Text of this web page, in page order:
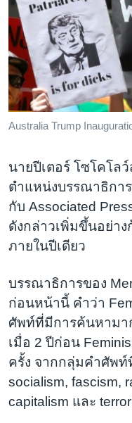
Australia Trump
นายปีเตอร์ โซโคโล
ตำแหน่งบรรณาธิกา
กับ Associated
ดังกล่าวเพิ่มขึ้นอย่าง
ภายในปีเดียว
บรรณาธิการของ
ก่อนหน้านี้ คำว่า
ศัพท์ที่มีการค้นหามา
เมื่อ 2 ปีก่อน
ครั้ง จากกลุ่มคำศัพท์
socialism, fascism,
capitalism และ